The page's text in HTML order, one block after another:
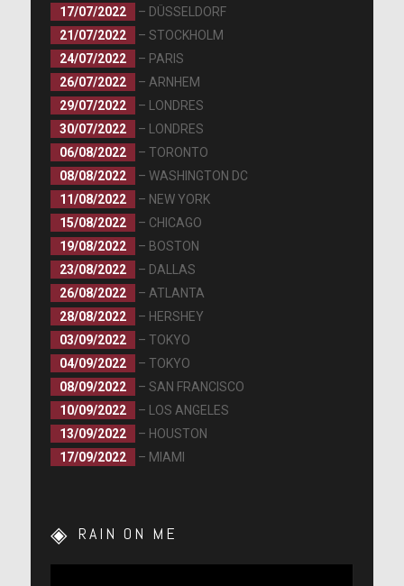
17/07/2022
– DÜSSELDORF
21/07/2022
– STOCKHOLM
24/07/2022
– PARIS
26/07/2022
– ARNHEM
29/07/2022
– LONDRES
30/07/2022
– LONDRES
06/08/2022
– TORONTO
08/08/2022
– WASHINGTON DC
11/08/2022
– NEW YORK
15/08/2022
– CHICAGO
19/08/2022
– BOSTON
23/08/2022
– DALLAS
26/08/2022
– ATLANTA
28/08/2022
– HERSHEY
03/09/2022
– TOKYO
04/09/2022
– TOKYO
08/09/2022
– SAN FRANCISCO
10/09/2022
– LOS ANGELES
13/09/2022
– HOUSTON
17/09/2022
– MIAMI
RAIN ON ME